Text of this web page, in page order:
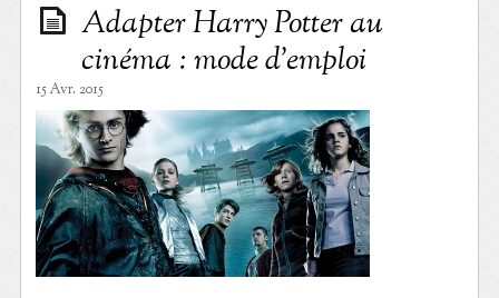
Adapter Harry Potter au
cinéma : mode d’emploi
15 Avr. 2015